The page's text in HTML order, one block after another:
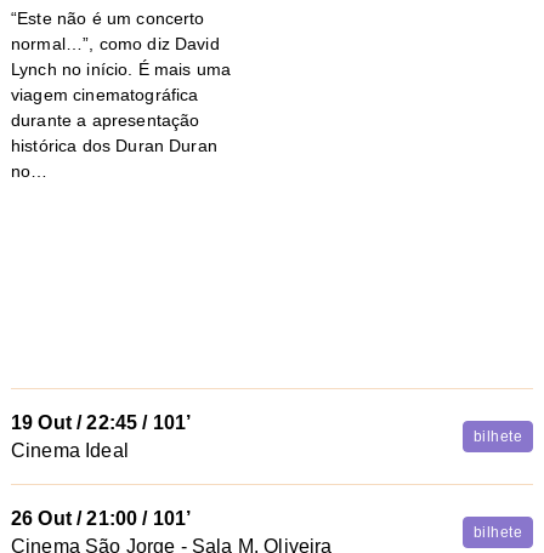
“Este não é um concerto
normal…”, como diz David
Lynch no início. É mais uma
viagem cinematográfica
durante a apresentação
histórica dos Duran Duran
no…
19 Out /22:45 / 101’
Cinema Ideal
bilhete
26 Out /21:00 / 101’
Cinema São Jorge - Sala M. Oliveira
bilhete